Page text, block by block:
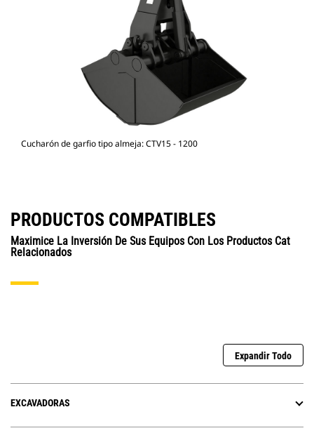
Cucharón de garfio tipo almeja: CTV15 - 1200
PRODUCTOS COMPATIBLES
Maximice La Inversión De Sus Equipos Con Los Productos Cat
Relacionados
Expandir Todo
EXCAVADORAS